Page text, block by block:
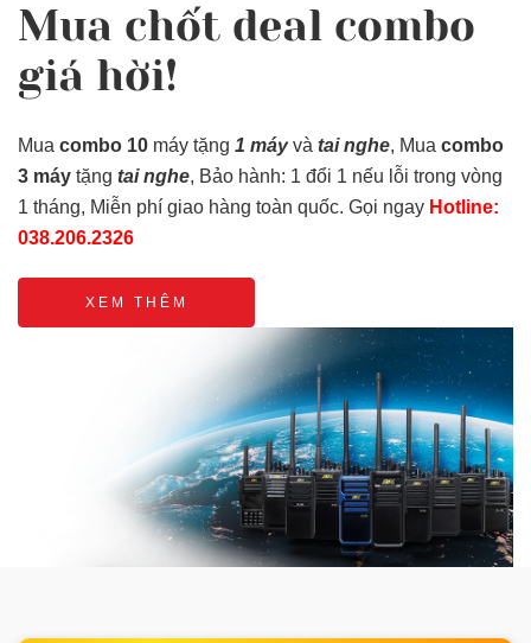
cầm tay JBL đang rất
được ưa chuộng hiện
nay.
đàm VHF, UHF.. tùy
thuộc vào địa hình và
bạn phải sử dụng máy
bộ đàm UHH, nhưng
nếu mặt đất bằng
phẳng ít bị cản trờ, hãy
Các bạn hãy tham khảo
bài viết dưới đây để
nên dùng bộ đàm nào
nhé.
Mua chốt deal combo
giá hời!
Mua combo 10 máy tặng 1 máyvà tai nghe, Mua combo
3 máy tặng tai nghe, Bảo hành: 1 đổi 1 nếu lỗi trong vòng
1 tháng, Miễn phí giao hàng toàn quốc. Gọi ngay Hotline:
038.206.2326​
XEM THÊM